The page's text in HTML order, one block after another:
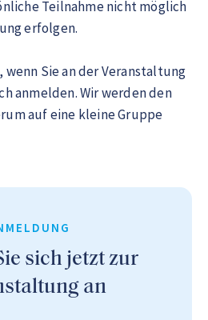
Teilnahme nicht möglich
erfolgen.
Sie an der Veranstaltung
anmelden. Wir werden den
auf eine kleine Gruppe
sich jetzt zur
an